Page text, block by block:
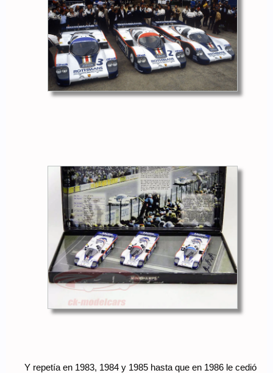
Y repetía en 1983, 1984 y 1985 hasta que en 1986 le cedió